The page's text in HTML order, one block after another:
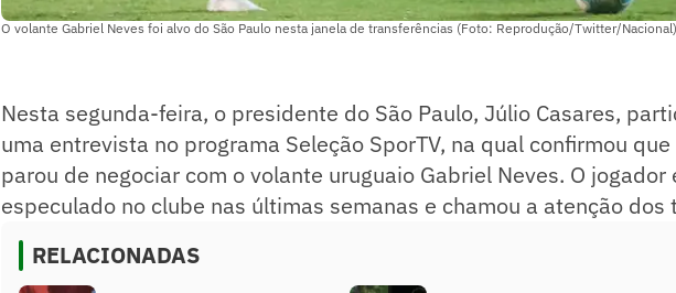
O volante Gabriel Neves foi alvo do São Paulo nesta janela de transferências (Foto: Reprodução/Twitter/Nacional)
Nesta segunda-feira, o presidente do São Paulo, Júlio Casares,
uma entrevista no programa Seleção SporTV, na qual confirmou
parou de negociar com o volante uruguaio Gabriel Neves. O jogador
especulado no clube nas últimas semanas e chamou a atenção dos
RELACIONADAS